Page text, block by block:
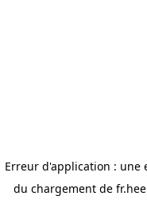
Erreur d'application : une
du chargement de